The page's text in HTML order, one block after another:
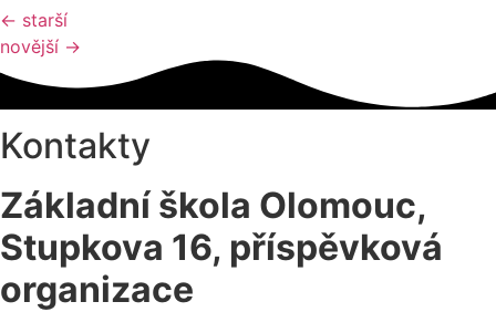
← starší
novější →
Kontakty
Základní škola Olomouc,
Stupkova 16, příspěvková
organizace